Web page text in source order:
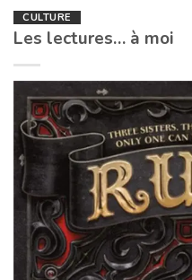
CULTURE
Les lectures… à moi